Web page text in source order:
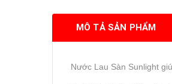
MÔ TẢ SẢN PHẨM
Nước Lau Sàn Sunlight